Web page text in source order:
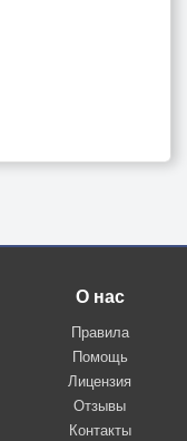
О нас
Правила
Помощь
Лицензия
Отзывы
Контакты